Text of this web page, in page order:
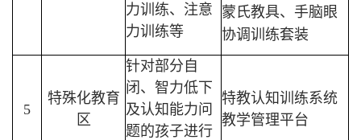
力训练、注意
力训练等
蒙氏教具、手脑眼
协调训练套装
5
特殊化教育
区
针对部分自
闭、智力低下
及认知能力问
题的孩子进行
特教认知训练系统
教学管理平台